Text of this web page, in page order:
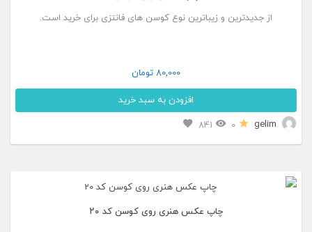
از جدیدترین و زیباترین نوع کوسن های فانتزی برای خرید است.
80,000 تومان
افزودن به سبد خرید
gelim
0
841
چاپ عکس هنری روی کوسن کد ۲۰